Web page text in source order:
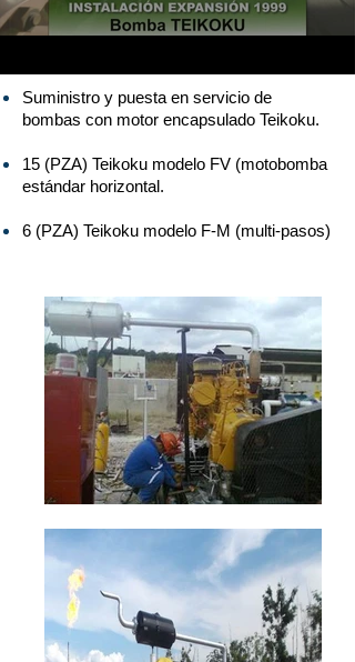
Suministro y puesta en servicio de
bombas con motor encapsulado Teikoku.
15 (PZA) Teikoku modelo FV (motobomba
estándar horizontal.
6 (PZA) Teikoku modelo F-M (multi-pasos)